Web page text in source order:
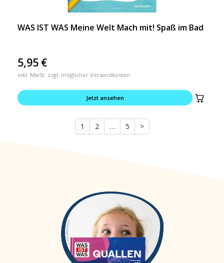
WAS IST WAS Meine Welt Mach mit! Spaß im Bad
5,95 €
inkl. MwSt. zzgl. möglicher Versandkosten
Jetzt ansehen
1 2 … 5 >